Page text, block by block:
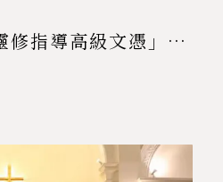
第九屆「基督教靈修指導高級文憑」畢業禮 12/12/2022